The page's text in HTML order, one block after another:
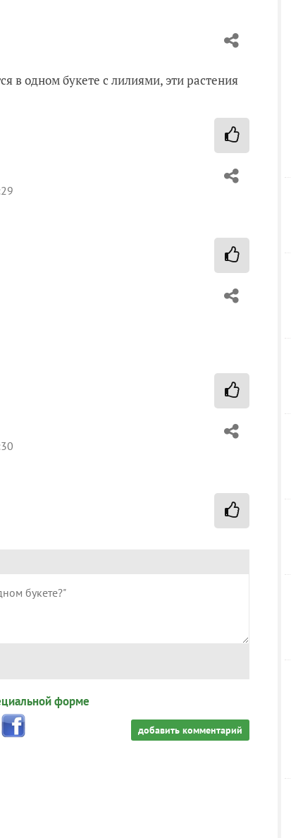
в одном букете с лилиями, эти растения
форме
добавить комментарий